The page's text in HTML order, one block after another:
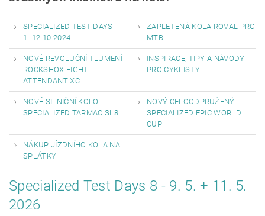
SPECIALIZED TEST DAYS
1.-12.10.2024
ZAPLETENÁ KOLA ROVAL PRO
MTB
NOVÉ REVOLUČNÍ TLUMENÍ
ROCKSHOX FIGHT
ATTENDANT XC
INSPIRACE, TIPY A NÁVODY
PRO CYKLISTY
NOVÉ SILNIČNÍ KOLO
SPECIALIZED TARMAC SL8
NOVÝ CELOODPRUŽENÝ
SPECIALIZED EPIC WORLD
CUP
NÁKUP JÍZDNÍHO KOLA NA
SPLÁTKY
Specialized Test Days 8 - 9. 5. + 11. 5.
2026